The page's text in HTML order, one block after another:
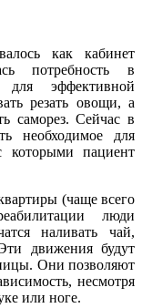
как кабинет
потребность в
эффективной
резать овощи, а
саморез. Сейчас в
необходимое для
которыми пациент
(чаще всего
люди
наливать чай,
движения будут
Они позволяют
несмотря
или ноге.